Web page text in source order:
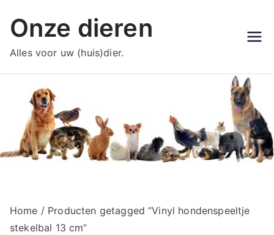
naar
inhoud
Onze dieren
Alles voor uw (huis)dier.
Home / Producten getagged “Vinyl hondenspeeltje
stekelbal 13 cm”